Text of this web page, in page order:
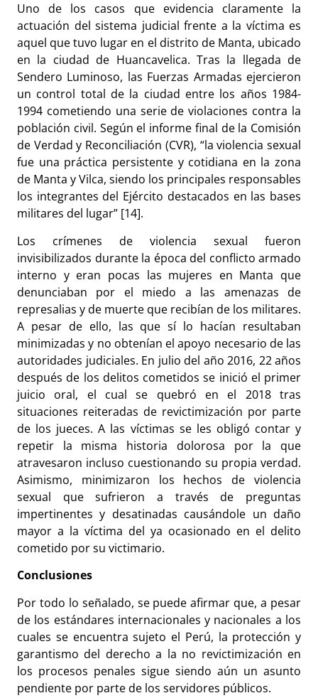
Uno de los casos que evidencia claramente la
actuación del sistema judicial frente a la víctima es
aquel que tuvo lugar en el distrito de Manta, ubicado
en la ciudad de Huancavelica. Tras la llegada de
Sendero Luminoso, las Fuerzas Armadas ejercieron
un control total de la ciudad entre los años 1984-
1994 cometiendo una serie de violaciones contra la
población civil. Según el informe final de la Comisión
de Verdad y Reconciliación (CVR), “la violencia sexual
fue una práctica persistente y cotidiana en la zona
de Manta y Vilca, siendo los principales responsables
los integrantes del Ejército destacados en las bases
militares del lugar” [14].
Los crímenes de violencia sexual fueron
invisibilizados durante la época del conflicto armado
interno y eran pocas las mujeres en Manta que
denunciaban por el miedo a las amenazas de
represalias y de muerte que recibían de los militares.
A pesar de ello, las que sí lo hacían resultaban
minimizadas y no obtenían el apoyo necesario de las
autoridades judiciales. En julio del año 2016, 22 años
después de los delitos cometidos se inició el primer
juicio oral, el cual se quebró en el 2018 tras
situaciones reiteradas de revictimización por parte
de los jueces. A las víctimas se les obligó contar y
repetir la misma historia dolorosa por la que
atravesaron incluso cuestionando su propia verdad.
Asimismo, minimizaron los hechos de violencia
sexual que sufrieron a través de preguntas
impertinentes y desatinadas causándole un daño
mayor a la víctima del ya ocasionado en el delito
cometido por su victimario.
Conclusiones
Por todo lo señalado, se puede afirmar que, a pesar
de los estándares internacionales y nacionales a los
cuales se encuentra sujeto el Perú, la protección y
garantismo del derecho a la no revictimización en
los procesos penales sigue siendo aún un asunto
pendiente por parte de los servidores públicos.